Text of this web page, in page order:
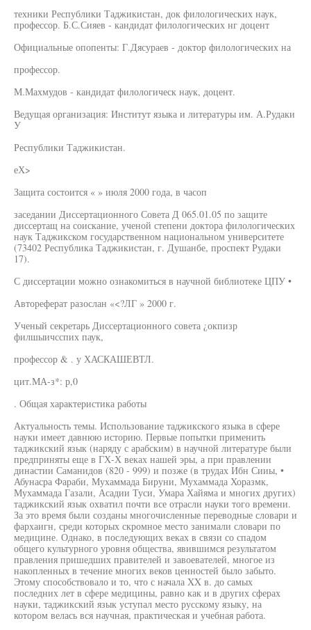
техники Республики Таджикистан, док филологических наук,
профессор. Б.С.Сияев - кандидат филологических нг доцент
Официальные опопенты: Г.Дясураев - доктор филологических на
профессор.
М.Махмудов - кандидат филологическ наук, доцент.
Ведущая организация: Институт языка и литературы им. А.Рудаки
У
Республики Таджикистан.
еХ>
Защита состоится « » июля 2000 года, в часоп
заседании Диссертационного Совета Д 065.01.05 по защите
диссертащ на соискание, ученой степени доктора филологических
наук Таджикском государственном национальном университете
(73402 Республика Таджикистан, г. Душанбе, проспект Рудаки
17).
С диссертации можно ознакомиться в научной библиотеке ЦПУ •
Автореферат разослан «<?ЛГ » 2000 г.
Ученый секретарь Диссертационного совета ¿окпизр
филшыичсспих паук,
профессор & . у ХАСКАШЕВТЛ.
цит.МА-з*: р,0
. Общая характеристика работы
Актуальность темы. Использование таджикского языка в сфере
науки имеет давнюю историю. Первые попытки применить
таджикский язык (наряду с арабским) в научной литературе были
предприняты еще в ГХ-Х веках нашей эры, а при правлении
династии Саманидов (820 - 999) и позже (в трудах Ибн Сииы, •
Абунасра Фараби, Мухаммада Бируни, Мухаммада Хоразмк,
Мухаммада Газали, Асадии Туси, Умара Хайяма и многих других)
таджикский язык охватил почти все отрасли науки того времени.
За это время были созданы многочисленные переводные словари и
фархаигн, среди которых скромное место занимали словари по
медицине. Однако, в последующих веках в связи со спадом
общего культурного уровня общества, явившимся результатом
правления пришедших правителей и завоевателей, многое из
накопленных в течение многих веков ценностей было забыто.
Этому способствовало и то, что с начала XX в. до самых
последних лет в сфере медицины, равно как и в других сферах
науки, таджикский язык уступал место русскому языку, на
котором велась вся научная, практическая и учебная работа.